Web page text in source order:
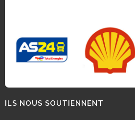
ILS NOUS SOUTIENNENT